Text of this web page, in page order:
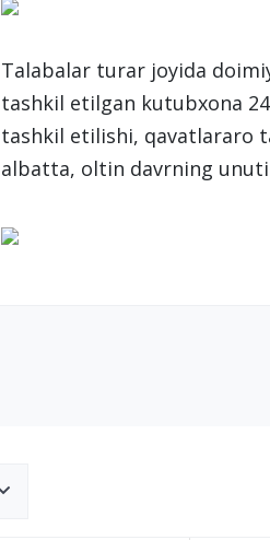
Talabalar turar joyida
tashkil etilgan kutubxona
tashkil etilishi, qavatlararo
albatta, oltin davrning